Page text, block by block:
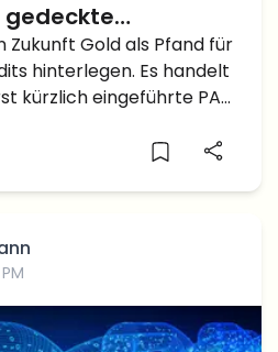
gedeckte
Blockchain ein
Zukunft Gold als Pfand für
hinterlegen. Es handelt
kürzlich eingeführte PAX
in London aufbewahrt